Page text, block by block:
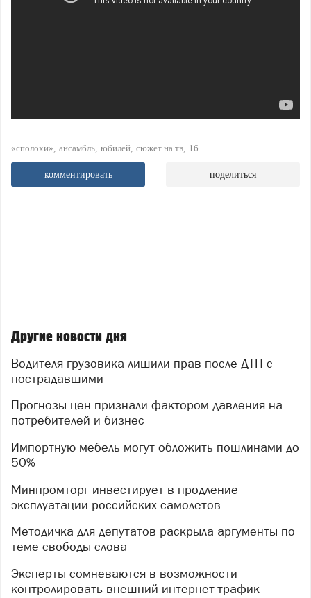
«сполохи» ансамбль юбилей сюжет на тв 16+
комментировать поделиться
Другие новости дня
Водителя грузовика лишили прав после ДТП с
пострадавшими
Прогнозы цен признали фактором давления на
потребителей и бизнес
Импортную мебель могут обложить пошлинами до
50%
Минпромторг инвестирует в продление
эксплуатации российских самолетов
Методичка для депутатов раскрыла аргументы по
теме свободы слова
Эксперты сомневаются в возможности
контролировать внешний интернет-трафик